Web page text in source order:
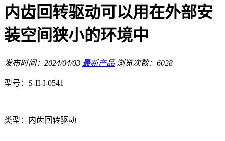
内齿回转驱动可以用在外部安
装空间狭小的环境中
发布时间：2024/04/03 最新产品 浏览次数：6028
型号：S-II-I-0541
类型：内齿回转驱动